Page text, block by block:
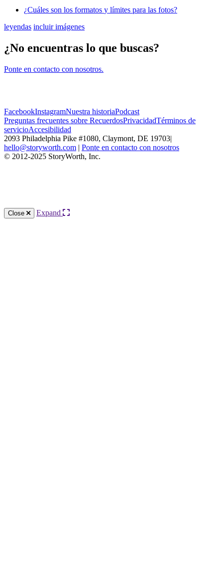
¿Cuáles son los formatos y límites para las fotos?
leyendas incluir imágenes
¿No encuentras lo que buscas?
Ponte en contacto con nosotros.
FacebookInstagramNuestra historiaPodcast
Preguntas frecuentes sobre RecuerdosPrivacidadTérminos de
servicioAccesibilidad
2093 Philadelphia Pike #1080, Claymont, DE 19703|
hello@storyworth.com | Ponte en contacto con nosotros
© 2012-2025 StoryWorth, Inc.
Close Expand